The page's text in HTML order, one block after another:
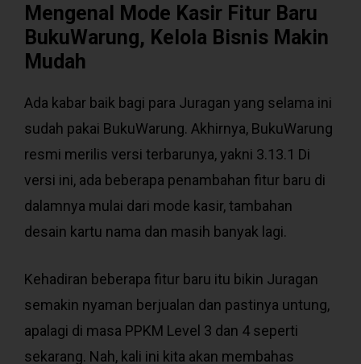
Mengenal Mode Kasir Fitur Baru
BukuWarung, Kelola Bisnis Makin
Mudah
Ada kabar baik bagi para Juragan yang selama ini
sudah pakai BukuWarung. Akhirnya, BukuWarung
resmi merilis versi terbarunya, yakni 3.13.1 Di
versi ini, ada beberapa penambahan fitur baru di
dalamnya mulai dari mode kasir, tambahan
desain kartu nama dan masih banyak lagi.
Kehadiran beberapa fitur baru itu bikin Juragan
semakin nyaman berjualan dan pastinya untung,
apalagi di masa PPKM Level 3 dan 4 seperti
sekarang. Nah, kali ini kita akan membahas